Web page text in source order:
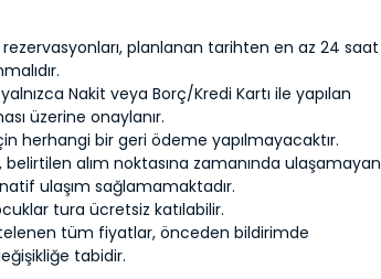
planlanan tarihten en az 24 saat
Nakit veya Borç/Kredi Kartı ile yapılan
üzerine onaylanır.
herhangi bir geri ödeme yapılmayacaktır.
, belirtilen alım noktasına zamanında ulaşamayan
ulaşım sağlamamaktadır.
tura ücretsiz katılabilir.
tüm fiyatlar, önceden bildirimde
tabidir.